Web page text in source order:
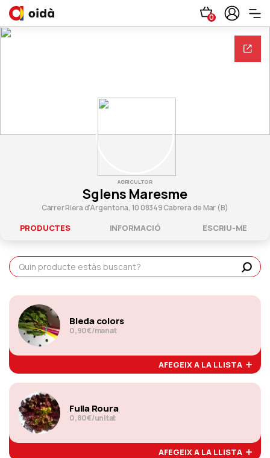
0
AGRICULTOR
Sglens Maresme
Carrer Riera d'Argentona, 10 08349 Cabrera de Mar (B)
PRODUCTES INFORMACIÓ ESCRIU-ME
Bleda colors
0,90€/manat
AFEGEIX A LA LLISTA
Fulla Roura
0,80€/unitat
AFEGEIX A LA LLISTA